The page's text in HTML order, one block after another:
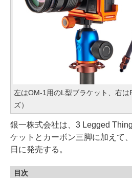
左はOM-1用のL型ブラケット、右
ズ）
銀一株式会社は、3 Legged
ケットとカーボン三脚に加えて
日に発売する。
目次